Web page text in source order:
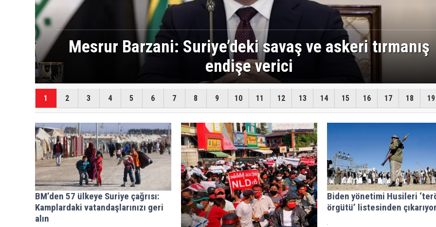
Çin Suriye'de nasıl bir strateji izliyor?
1 2 3 4 5 6 7 8 9 10 11 12 13 14 15 16 17 18 19
BM’den 57 ülkeye Suriye çağrısı:
Kamplardaki vatandaşlarınızı geri
alın
Biden yönetimi Husileri
örgütü’ listesinden çıkarıyor
.